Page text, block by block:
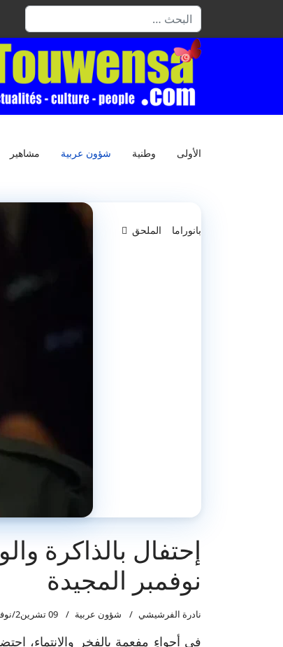
البحث
الأولى وطنية شؤون عربية مشاهير
بانوراما الملحق
نوفمبر المجيدة
نادرة الفرشيشي شؤون عربية 09 تشرين2/نوفمبر 2025
في أجواءٍ مفعمة بالفخر والانتماء،